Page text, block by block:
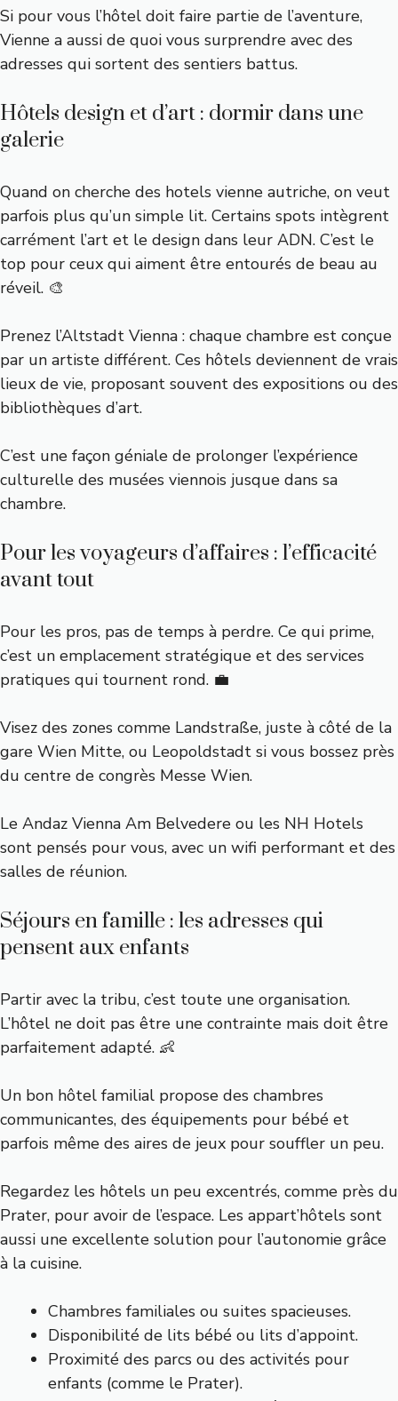
Si pour vous l’hôtel doit faire partie de l’aventure,
Vienne a aussi de quoi vous surprendre avec des
adresses qui sortent des sentiers battus.
Hôtels design et d’art : dormir dans une
galerie
Quand on cherche des hotels vienne autriche, on veut
parfois plus qu’un simple lit. Certains spots intègrent
carrément l’art et le design dans leur ADN. C’est le
top pour ceux qui aiment être entourés de beau au
réveil. 🎨
Prenez l’Altstadt Vienna : chaque chambre est conçue
par un artiste différent. Ces hôtels deviennent de vrais
lieux de vie, proposant souvent des expositions ou des
bibliothèques d’art.
C’est une façon géniale de prolonger l’expérience
culturelle des musées viennois jusque dans sa
chambre.
Pour les voyageurs d’affaires : l’efficacité
avant tout
Pour les pros, pas de temps à perdre. Ce qui prime,
c’est un emplacement stratégique et des services
pratiques qui tournent rond. 💼
Visez des zones comme Landstraße, juste à côté de la
gare Wien Mitte, ou Leopoldstadt si vous bossez près
du centre de congrès Messe Wien.
Le Andaz Vienna Am Belvedere ou les NH Hotels
sont pensés pour vous, avec un wifi performant et des
salles de réunion.
Séjours en famille : les adresses qui
pensent aux enfants
Partir avec la tribu, c’est toute une organisation.
L’hôtel ne doit pas être une contrainte mais doit être
parfaitement adapté. 👶
Un bon hôtel familial propose des chambres
communicantes, des équipements pour bébé et
parfois même des aires de jeux pour souffler un peu.
Regardez les hôtels un peu excentrés, comme près du
Prater, pour avoir de l’espace. Les appart’hôtels sont
aussi une excellente solution pour l’autonomie grâce
à la cuisine.
Chambres familiales ou suites spacieuses.
Disponibilité de lits bébé ou lits d’appoint.
Proximité des parcs ou des activités pour
enfants (comme le Prater).